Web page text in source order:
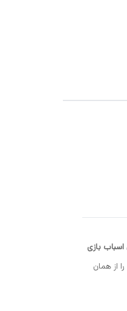
اسباب بازی
از همان